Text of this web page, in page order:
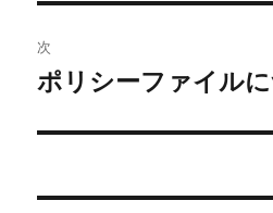
ビ
ゲ
ー
投
稿:
次
次
投
ポリシーファイル